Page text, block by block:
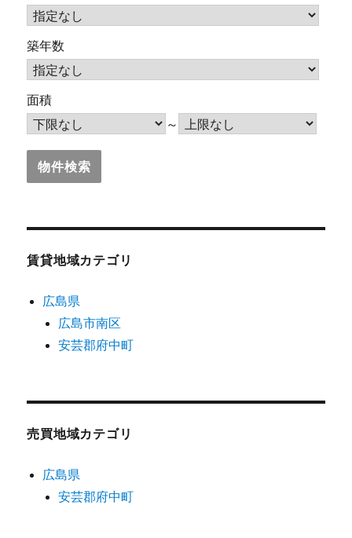
築年数
面積
～
賃貸地域カテゴリ
広島県
広島市南区
安芸郡府中町
売買地域カテゴリ
広島県
安芸郡府中町